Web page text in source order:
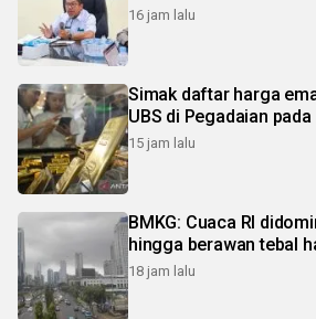
16 jam lalu
Simak daftar harga
UBS di Pegadaian
15 jam lalu
BMKG: Cuaca RI
hingga berawan tebal
18 jam lalu